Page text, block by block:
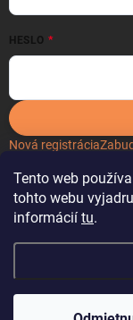
Tento web
tohto webu
informácií tu.
HESLO
Nová registrácia
Copyright 2026